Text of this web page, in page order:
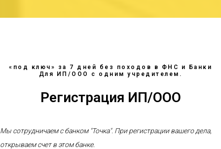
«под ключ» за 7 дней без походов в ФНС и Банки
Для ИП/ООО с одним учредителем.
Регистрация ИП/ООО
Мы сотрудничаем с банком "Точка". При регистрации вашего дела,
открываем счет в этом банке.